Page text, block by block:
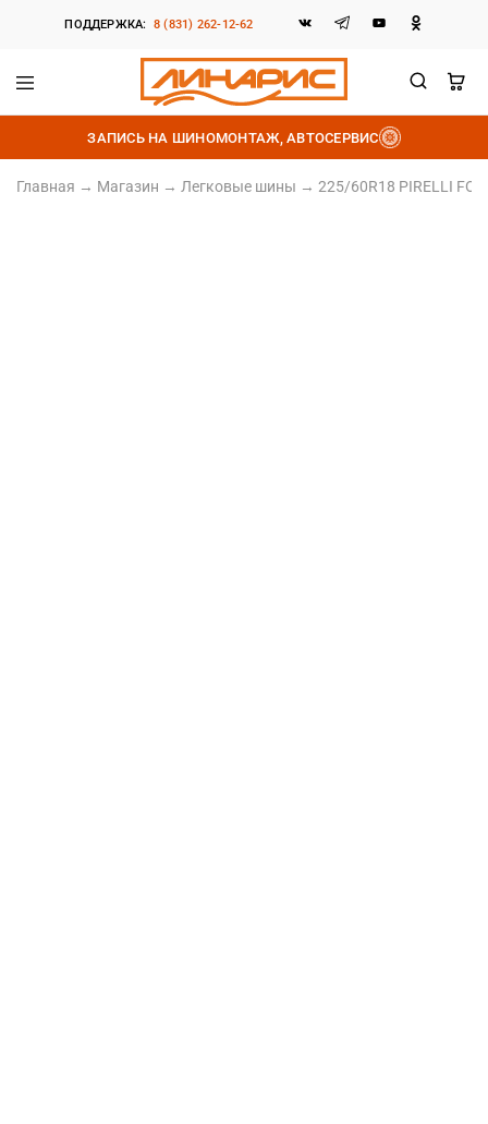
ПОДДЕРЖКА: 8 (831) 262-12-62
Линарис
Продажа
шин,
дисков
и
аккумуляторов
ЗАПИСЬ НА ШИНОМОНТАЖ, АВТОСЕРВИС
Главная → Магазин → Легковые шины → 225/60R18 PIRELLI